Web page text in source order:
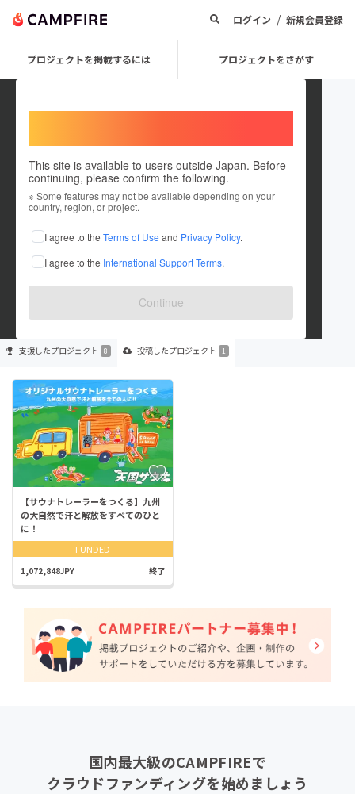
ログイン / 新規会員登録
プロジェクトを掲載するには プロジェクトをさがす
This site is available to users outside Japan. Before
continuing, please confirm the following.
※ Some features may not be available depending on your
country, region, or project.
I agree to the Terms of Use and Privacy Policy.
I agree to the International Support Terms.
Continue
HirotoYagita
これまでに8回支援して1件のプロジェクトを投稿しています
在住国：日本 現在地：宮崎県
出身国：日本 出身地：宮崎県
支援したプロジェクト 8 投稿したプロジェクト 1
【サウナトレーラーをつくる】九州
の大自然で汗と解放をすべてのひと
に！
FUNDED
1,072,848JPY 終了
国内最大級のCAMPFIREで
クラウドファンディングを始めましょう